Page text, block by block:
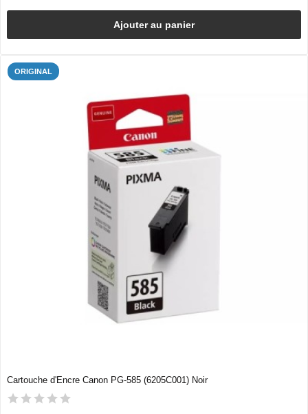
Ajouter au panier
ORIGINAL
Cartouche d'Encre Canon PG-585 (6205C001) Noir